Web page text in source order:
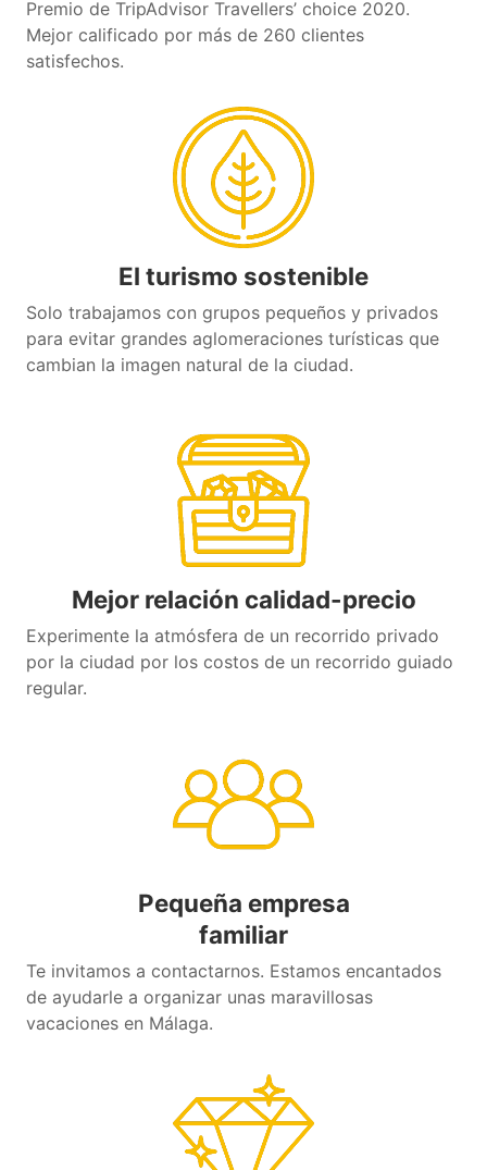
Premio de TripAdvisor Travellers’ choice 2020.
Mejor calificado por más de 260 clientes
satisfechos.
El turismo sostenible
Solo trabajamos con grupos pequeños y privados
para evitar grandes aglomeraciones turísticas que
cambian la imagen natural de la ciudad.
Mejor relación calidad-precio
Experimente la atmósfera de un recorrido privado
por la ciudad por los costos de un recorrido guiado
regular.
Pequeña empresa
familiar
Te invitamos a contactarnos. Estamos encantados
de ayudarle a organizar unas maravillosas
vacaciones en Málaga.